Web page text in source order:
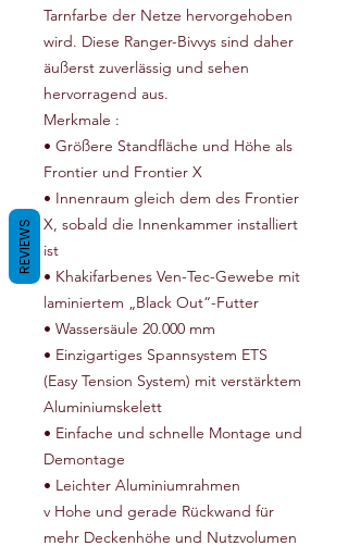
Tarnfarbe der Netze hervorgehoben
wird. Diese Ranger-Bivvys sind daher
äußerst zuverlässig und sehen
hervorragend aus.
Merkmale :
• Größere Standfläche und Höhe als
Frontier und Frontier X
• Innenraum gleich dem des Frontier
X, sobald die Innenkammer installiert
ist
• Khakifarbenes Ven-Tec-Gewebe mit
laminiertem „Black Out“-Futter
• Wassersäule 20.000 mm
• Einzigartiges Spannsystem ETS
(Easy Tension System) mit verstärktem
Aluminiumskelett
• Einfache und schnelle Montage und
Demontage
• Leichter Aluminiumrahmen
v Hohe und gerade Rückwand für
mehr Deckenhöhe und Nutzvolumen
REVIEWS